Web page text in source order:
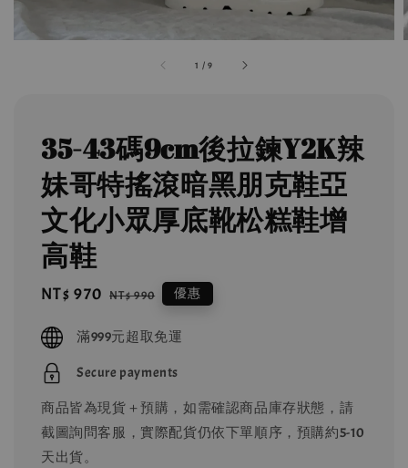
1 /9
35-43碼9cm後拉鍊Y2K辣
妹哥特搖滾暗黑朋克鞋亞
文化小眾厚底靴松糕鞋增
高鞋
Sale
NT$ 970 Regular
NT$ 990 優惠
滿999元超取免運
Secure payments
商品皆為現貨＋預購，如需確認商品庫存狀態，請
截圖詢問客服，實際配貨仍依下單順序，預購約5-10
天出貨。